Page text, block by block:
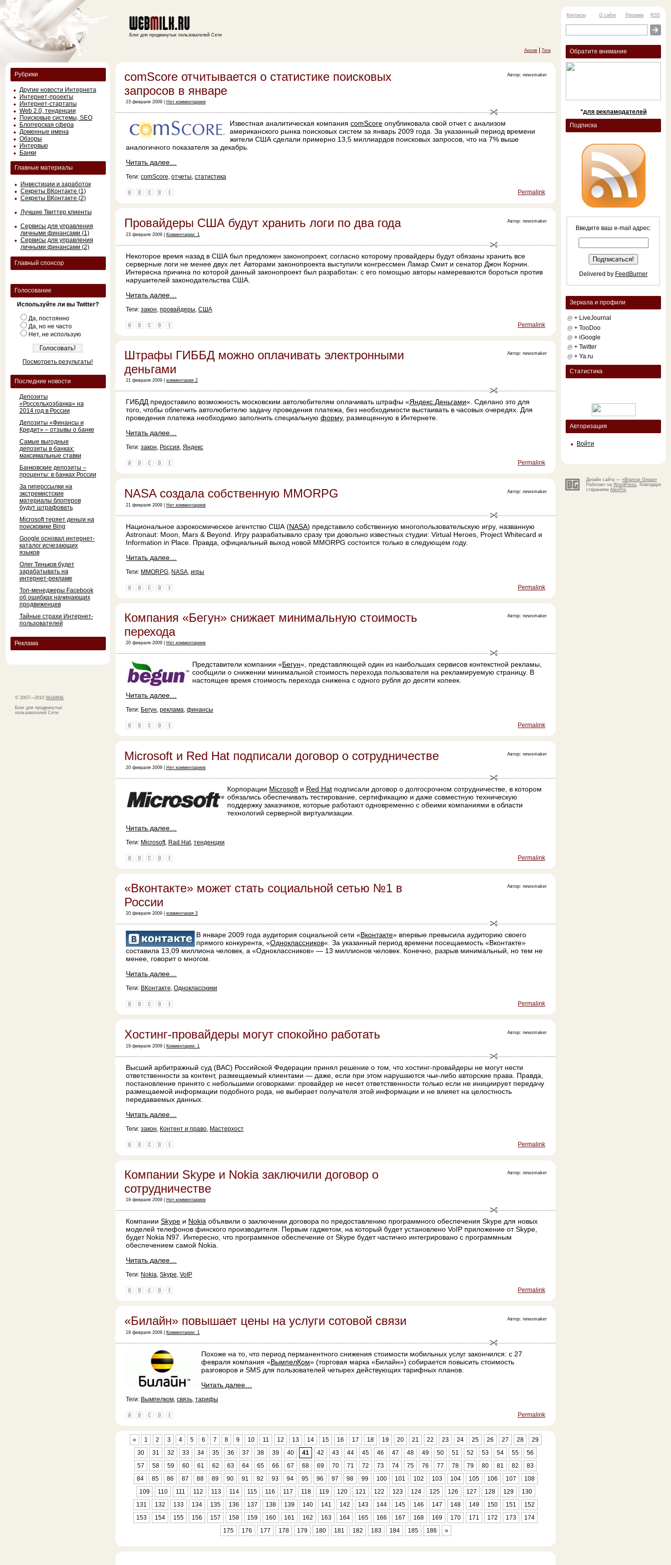
Рубрики
Другие новости Интернета
Интернет-проекты
Интернет-стартапы
Web 2.0, тенденции
Поисковые системы, SEO
Блоггерская сфера
Доменные имена
Обзоры
Интервью
Банки
Главные материалы
Инвестиции и заработок
Секреты ВКонтакте (1)
Секреты ВКонтакте (2)
Лучшие Твиттер клиенты
Сервисы для управления
личными финансами (1)
Сервисы для управления
личными финансами (2)
Главный спонсор
Голосование
Используйте ли вы Twitter?
Да, постоянно
Да, но не часто
Нет, не использую
Посмотреть результаты!
Последние новости
Депозиты
«Россельхозбанка» на
2014 год в России
Депозиты «Финансы и
Кредит» – отзывы о банке
Самые выгодные
депозиты в банках:
максимальные ставки
Банковские депозиты –
проценты: в банках России
За гиперссылки на
экстремистские
материалы блоггеров
будут штрафовать
Microsoft теряет деньги на
поисковике Bing
Google основал интернет-
каталог исчезающих
языков
Олег Тиньков будет
зарабатывать на
интернет-рекламе
Топ-менеджеры Facebook
об ошибках начинающих
продвиженцев
Тайные страхи Интернет-
пользователей
Реклама
© 2007—2010 WebMilk
Блог для продвинутых
пользователей Сети
Блог для продвинутых пользователей Сети
Архив Теги
comScore отчитывается о статистике поисковых
запросов в январе
23 февраля 2009 | Нет комментариев
Автор: newsmaker
Известная аналитическая компания comScore опубликовала свой отчет с анализом
американского рынка поисковых систем за январь 2009 года. За указанный период времени
жители США сделали примерно 13,5 миллиардов поисковых запросов, что на 7% выше
аналогичного показателя за декабрь.
Читать далее…
Теги: comScore, отчеты, статистика
Permalink
Провайдеры США будут хранить логи по два года
23 февраля 2009 | Комментарии: 1
Автор: newsmaker
Некоторое время назад в США был предложен законопроект, согласно которому провайдеры будут обязаны хранить все
серверные логи не менее двух лет. Авторами законопроекта выступили конгрессмен Ламар Смит и сенатор Джон Корнин.
Интересна причина по которой данный законопроект был разработан: с его помощью авторы намереваются бороться против
нарушителей законодательства США.
Читать далее…
Теги: закон, провайдеры, США
Permalink
Штрафы ГИББД можно оплачивать электронными
деньгами
21 февраля 2009 | комментария 2
Автор: newsmaker
ГИБДД предоставило возможность московским автолюбителям оплачивать штрафы «Яндекс.Деньгами«. Сделано это для
того, чтобы облегчить автолюбителю задачу проведения платежа, без необходимости выстаивать в часовых очередях. Для
проведения платежа необходимо заполнить специальную форму, размещенную в Интернете.
Читать далее…
Теги: закон, Россия, Яндекс
Permalink
NASA создала собственную MMORPG
21 февраля 2009 | Нет комментариев
Автор: newsmaker
Национальное аэрокосмическое агентство США (NASA) представило собственную многопользовательскую игру, названную
Astronaut: Moon, Mars & Beyond. Игру разрабатывало сразу три довольно известных студии: Virtual Heroes, Project Whitecard и
Information in Place. Правда, официальный выход новой MMORPG состоится только в следующем году.
Читать далее…
Теги: MMORPG, NASA, игры
Permalink
Компания «Бегун» снижает минимальную стоимость
перехода
20 февраля 2009 | Нет комментариев
Автор: newsmaker
Представители компании «Бегун«, представляющей один из наибольших сервисов контекстной рекламы,
сообщили о снижении минимальной стоимость перехода пользователя на рекламируемую страницу. В
настоящее время стоимость перехода снижена с одного рубля до десяти копеек.
Читать далее…
Теги: Бегун, реклама, финансы
Permalink
Microsoft и Red Hat подписали договор о сотрудничестве
20 февраля 2009 | Нет комментариев
Автор: newsmaker
Корпорации Microsoft и Red Hat подписали договор о долгосрочном сотрудничестве, в котором
обязались обеспечивать тестирование, сертификацию и даже совместную техническую
поддержку заказчиков, которые работают одновременно с обеими компаниями в области
технологий серверной виртуализации.
Читать далее…
Теги: Microsoft, Rad Hat, тенденции
Permalink
«Вконтакте» может стать социальной сетью №1 в
России
20 февраля 2009 | комментария 3
Автор: newsmaker
В январе 2009 года аудитория социальной сети «Вконтакте» впервые превысила аудиторию своего
прямого конкурента, «Одноклассников«. За указанный период времени посещаемость «Вконтакте»
составила 13,09 миллиона человек, а «Одноклассников» — 13 миллионов человек. Конечно, разрыв минимальный, но тем не
менее, говорит о многом.
Читать далее…
Теги: ВКонтакте, Одноклассники
Permalink
Хостинг-провайдеры могут спокойно работать
19 февраля 2009 | Комментарии: 1
Автор: newsmaker
Высший арбитражный суд (ВАС) Российской Федерации принял решение о том, что хостинг-провайдеры не могут нести
ответственности за контент, размещаемый клиентами — даже, если при этом нарушаются чьи-либо авторские права. Правда,
постановление принято с небольшими оговорками: провайдер не несет ответственности только если не инициирует передачу
размещаемой информации подобного рода, не выбирает получателя этой информации и не влияет на целостность
передаваемых данных.
Читать далее…
Теги: закон, Контент и право, Мастерхост
Permalink
Компании Skype и Nokia заключили договор о
сотрудничестве
19 февраля 2009 | Нет комментариев
Автор: newsmaker
Компании Skype и Nokia объявили о заключении договора по предоставлению программного обеспечения Skype для новых
моделей телефонов финского производителя. Первым гаджетом, на который будет установлено VoIP приложение от Skype,
будет Nokia N97. Интересно, что программное обеспечение от Skype будет частично интегрировано с программным
обеспечением самой Nokia.
Читать далее…
Теги: Nokia, Skype, VoIP
Permalink
«Билайн» повышает цены на услуги сотовой связи
19 февраля 2009 | Комментарии: 1
Автор: newsmaker
Похоже на то, что период перманентного снижения стоимости мобильных услуг закончился: с 27
февраля компания «ВымпелКом» (торговая марка «Билайн») собирается повысить стоимость
разговоров и SMS для пользователей четырех действующих тарифных планов.
Читать далее…
Теги: Вымпелком, связь, тарифы
Permalink
« 1 2 3 4 5 6 7 8 9 10 11 12 13 14 15 16 17 18 19 20 21 22 23 24 25 26 27 28
29
30
31 32 33 34 35 36 37 38 39 40 41 42 43 44 45 46 47 48 49 50 51 52 53 54 55
56
57
58 59 60 61 62 63 64 65 66 67 68 69 70 71 72 73 74 75 76 77 78 79 80 81 82
83
84
85 86 87 88 89 90 91 92 93 94 95 96 97 98 99 100 101 102 103 104 105 106 107
108
109
110 111 112 113 114 115 116 117 118 119 120 121 122 123 124 125 126 127 128 129
130
131
132 133 134 135 136 137 138 139 140 141 142 143 144 145 146 147 148 149 150 151
152
153
154 155 156 157 158 159 160 161 162 163 164 165 166 167 168 169 170 171 172 173
174
175
176 177 178 179 180 181 182 183 184 185 186 »
Контакты О сайте Реклама RSS
Обратите внимание
*для рекламодателей
Подписка
Введите ваш e-mail адрес:
Delivered by FeedBurner
Зеркала и профили
@ + LiveJournal
@ + TooDoo
@ + iGoogle
@ + Twitter
@ + Ya.ru
Статистика
Авторизация
Войти
Дизайн сайта — «Bramox Group»
Работает на WordPress, благодаря
стараниям AlexPro